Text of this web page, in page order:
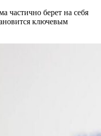
частично берет на себя
ключевым